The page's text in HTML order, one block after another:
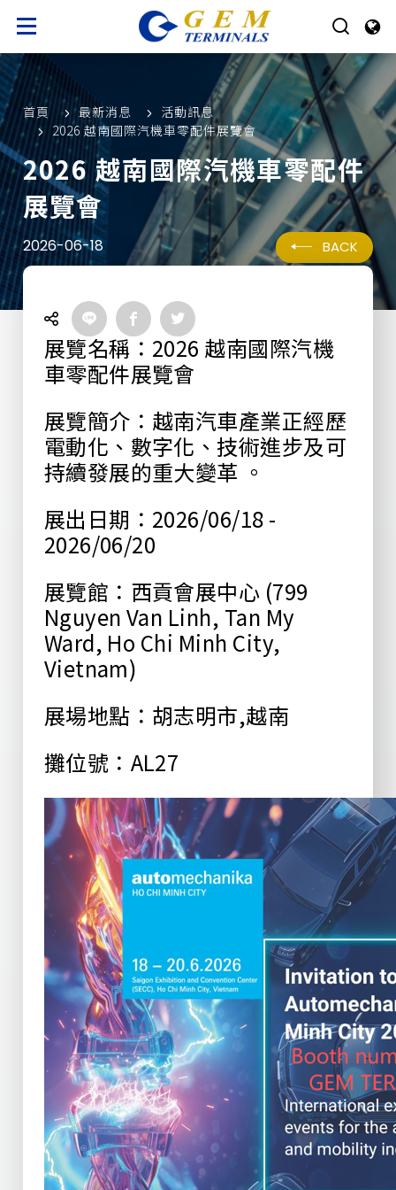
首頁 最新消息
活動訊息
2026 越南國際汽機車零配件展覽會
2026 越南國際汽機車零配件
展覽會
2026-06-18 BACK
展覽名稱：2026 越南國際汽機
車零配件展覽會
展覽簡介：越南汽車產業正經歷
電動化、數字化、技術進步及可
持續發展的重大變革 。
展出日期：2026/06/18 -
2026/06/20
展覽館：西貢會展中心 (799
Nguyen Van Linh, Tan My
Ward, Ho Chi Minh City,
Vietnam)
展場地點：胡志明市,越南
攤位號：AL27